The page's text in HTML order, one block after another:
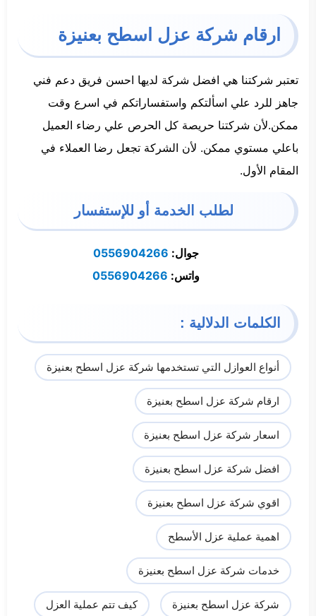
ارقام شركة عزل اسطح بعنيزة
تعتبر شركتنا هي افضل شركة لديها احسن فريق دعم فني
جاهز للرد علي اسألتكم واستفساراتكم في اسرع وقت
ممكن.لأن شركتنا حريصة كل الحرص علي رضاء العميل
باعلي مستوي ممكن. لأن الشركة تجعل رضا العملاء في
المقام الأول.
لطلب الخدمة أو للإستفسار
جوال: 0556904266
واتس: 0556904266
الكلمات الدلالية :
أنواع العوازل التي تستخدمها شركة عزل اسطح بعنيزة
ارقام شركة عزل اسطح بعنيزة
اسعار شركة عزل اسطح بعنيزة
افضل شركة عزل اسطح بعنيزة
اقوي شركة عزل اسطح بعنيزة
اهمية عملية عزل الأسطح
خدمات شركة عزل اسطح بعنيزة
شركة عزل اسطح بعنيزة كيف تتم عملية العزل